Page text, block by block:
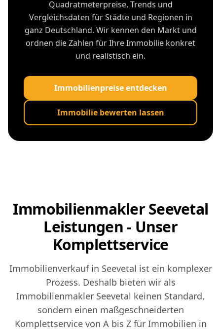
Quadratmeterpreise, Trends und
Vergleichsdaten für Städte und Regionen in
ganz Deutschland. Wir kennen den Markt und
ordnen die Zahlen für Ihre Immobilie konkret
und realistisch ein.
Immobilienpreise entdecken
Immobilie bewerten lassen
Immobilienmakler Seevetal
Leistungen - Unser
Komplettservice
Immobilienverkauf in Seevetal ist ein komplexer
Prozess. Deshalb bieten wir als
Immobilienmakler Seevetal keinen Standard,
sondern einen maßgeschneiderten
Komplettservice von A bis Z für Immobilien in